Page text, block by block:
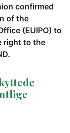
confirmed
of the
(EUIPO) to
right to the